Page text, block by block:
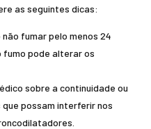
as seguintes dicas:
fumar pelo menos 24
fumo pode alterar os
sobre a continuidade ou
possam interferir nos